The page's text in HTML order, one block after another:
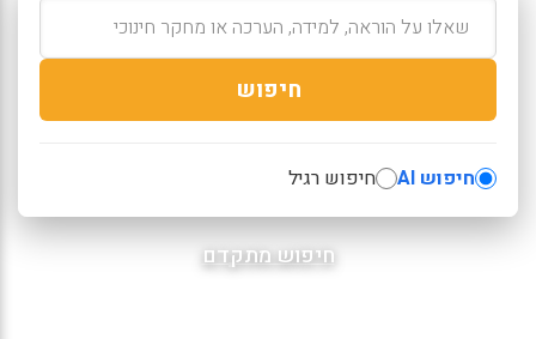
חיפוש
חיפוש AI חיפוש רגיל
חיפוש מתקדם